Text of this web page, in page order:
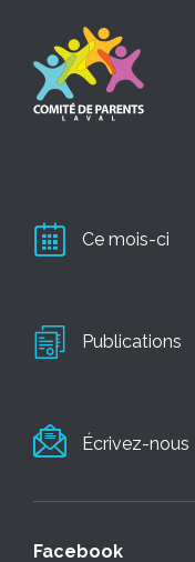
Ce mois-ci
Publications
Écrivez-nous
Facebook